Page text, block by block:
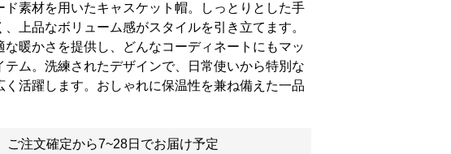
ド素材を用いたキャスケット帽。しっとりとした手
上品なボリューム感がスタイルを引き立てます。
な暖かさを提供し、どんなコーディネートにもマッ
テム。洗練されたデザインで、日常使いから特別な
く活躍します。おしゃれに保温性を兼ね備えた一品
ご注文確定から7~28日でお届け予定